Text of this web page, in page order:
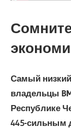
Самый
владельцы
Республике
445-сильным